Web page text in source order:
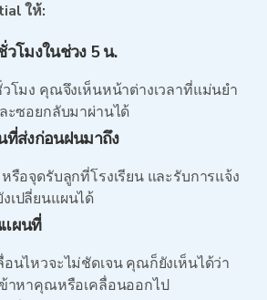
ให้:
โมงในช่วง 5 น.
โมง คุณจึงเห็นหน้าต่างเวลาที่แม่นยำ
ะซอยกลับมาผ่านได้
ที่ส่งก่อนฝนมาถึง
รือจุดรับลูกที่โรงเรียน และรับการแจ้ง
เปลี่ยนแผนได้
ผนที่
นไหวจะไม่ชัดเจน คุณก็ยังเห็นได้ว่า
าหาคุณหรือเคลื่อนออกไป